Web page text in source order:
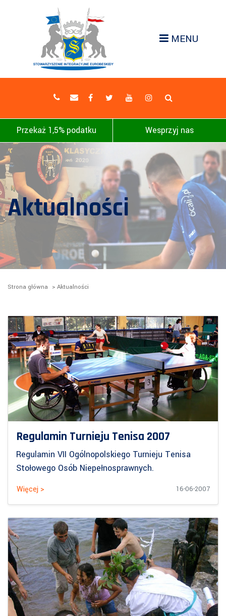
MENU
Przekaż 1,5% podatku Wesprzyj nas
Aktualności
Strona główna > Aktualności
Regulamin Turnieju Tenisa 2007
Regulamin VII Ogólnopolskiego Turnieju Tenisa
Stołowego Osób Niepełnosprawnych.
Więcej > 16-06-2007